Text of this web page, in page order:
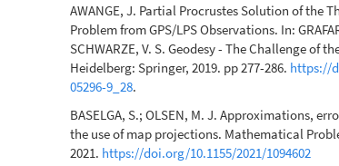
AWANGE, J. Partial Procrustes Solution of the
Problem from GPS/LPS Observations. In:
SCHWARZE, V. S. Geodesy - The Challenge of
Heidelberg: Springer, 2019. pp 277-286. https://
05296-9_28.
BASELGA, S.; OLSEN, M. J. Approximations,
the use of map projections. Mathematical
2021. https://doi.org/10.1155/2021/1094602